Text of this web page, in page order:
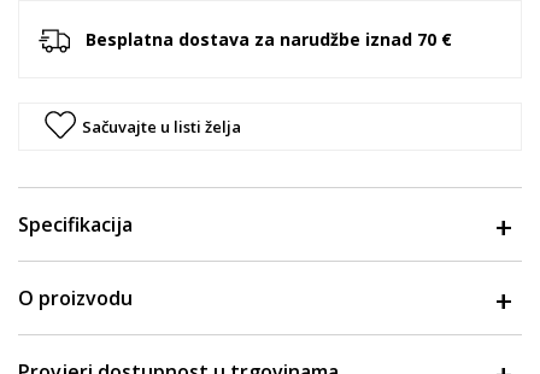
Besplatna dostava za narudžbe iznad 70 €
Sačuvajte u listi želja
Specifikacija
O proizvodu